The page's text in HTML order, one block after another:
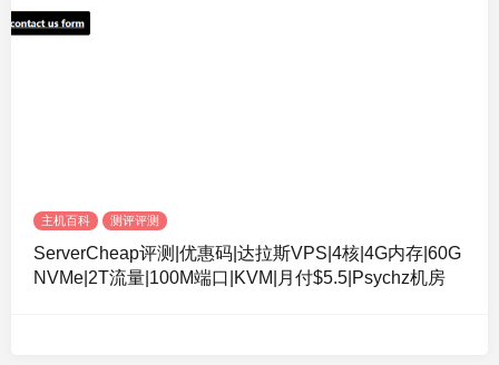
主机百科 测评评测
ServerCheap评测|优惠码|达拉斯VPS|4核|4G内存|60G
NVMe|2T流量|100M端口|KVM|月付$5.5|Psychz机房